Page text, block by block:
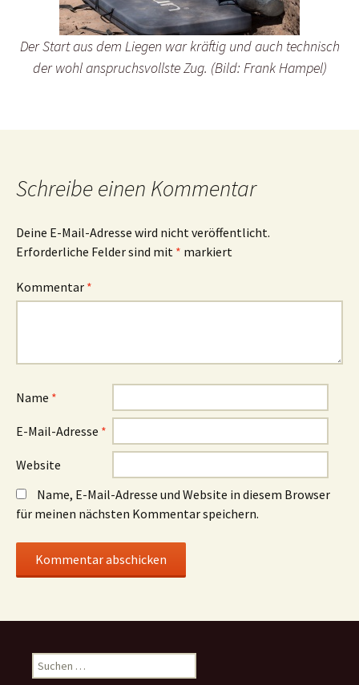
Der Start aus dem Liegen war kräftig und auch technisch
der wohl anspruchsvollste Zug. (Bild: Frank Hampel)
Schreibe einen Kommentar
Deine E-Mail-Adresse wird nicht veröffentlicht.
Erforderliche Felder sind mit * markiert
Kommentar *
Name *
E-Mail-Adresse *
Website
Name, E-Mail-Adresse und Website in diesem Browser
für meinen nächsten Kommentar speichern.
Suchen
nach: